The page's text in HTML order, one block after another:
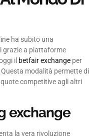
ha subito una
grazie a piattaforme
il betfair exchange per
modalità permette di
competitive agli altri
exchange
la vera rivoluzione